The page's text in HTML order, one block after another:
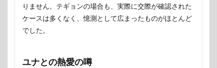
りません。テギョンの場合も、実際に交際が確認された
ケースは多くなく、憶測として広まったものがほとんど
でした。
ユナとの熱愛の噂